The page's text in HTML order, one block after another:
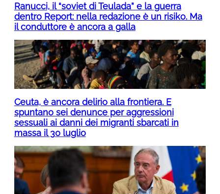
Ranucci, il “soviet di Teulada” e la guerra
dentro Report: nella redazione è un risiko. Ma
il conduttore è ancora a galla
Ceuta, è ancora delirio alla frontiera. E
spuntano sei denunce per aggressioni
sessuali ai danni dei migranti sbarcati in
massa il 30 luglio